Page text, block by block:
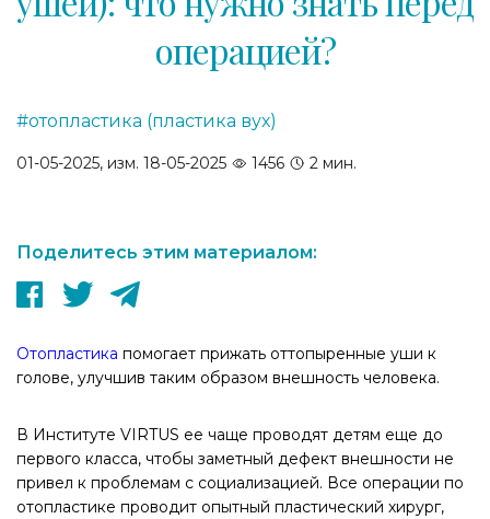
операцией?
#отопластика (пластика вух)
01-05-2025, изм. 18-05-2025 1456 2 мин.
Поделитесь этим материалом:
Отопластика помогает прижать оттопыренные уши к
голове, улучшив таким образом внешность человека.
В Институте VIRTUS ее чаще проводят детям еще до
первого класса, чтобы заметный дефект внешности не
привел к проблемам с социализацией. Все операции по
отопластике проводит опытный пластический хирург,